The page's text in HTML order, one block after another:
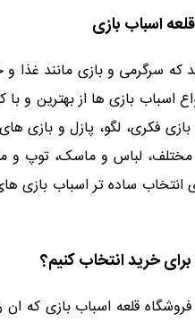
اسباب بازی
که سرگرمی و بازی مانند
اسباب بازی ها از بهترین
بازی فکری، لگو، پازل و
لباس و ماسک، توپ و
انتخاب ساده تر اسباب بازی
برای خرید انتخاب کنیم؟
قلعه اسباب بازی که